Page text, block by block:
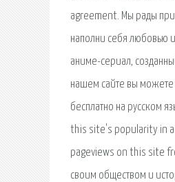
agreement. Мы рады
наполни себя любовью
аниме-сериал,
нашем сайте вы можете
бесплатно на русском
this site's popularity in a
pageviews on this site
своим обществом и